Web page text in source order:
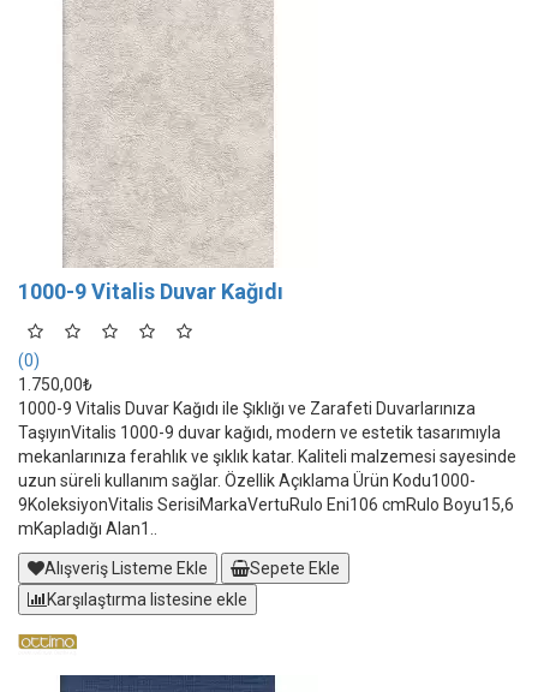
1000-9 Vitalis Duvar Kağıdı
(0)
1.750,00₺
1000-9 Vitalis Duvar Kağıdı ile Şıklığı ve Zarafeti Duvarlarınıza
TaşıyınVitalis 1000-9 duvar kağıdı, modern ve estetik tasarımıyla
mekanlarınıza ferahlık ve şıklık katar. Kaliteli malzemesi sayesinde
uzun süreli kullanım sağlar. Özellik Açıklama Ürün Kodu1000-
9KoleksiyonVitalis SerisiMarkaVertuRulo Eni106 cmRulo Boyu15,6
mKapladığı Alan1..
Alışveriş Listeme Ekle
Sepete Ekle
Karşılaştırma listesine ekle